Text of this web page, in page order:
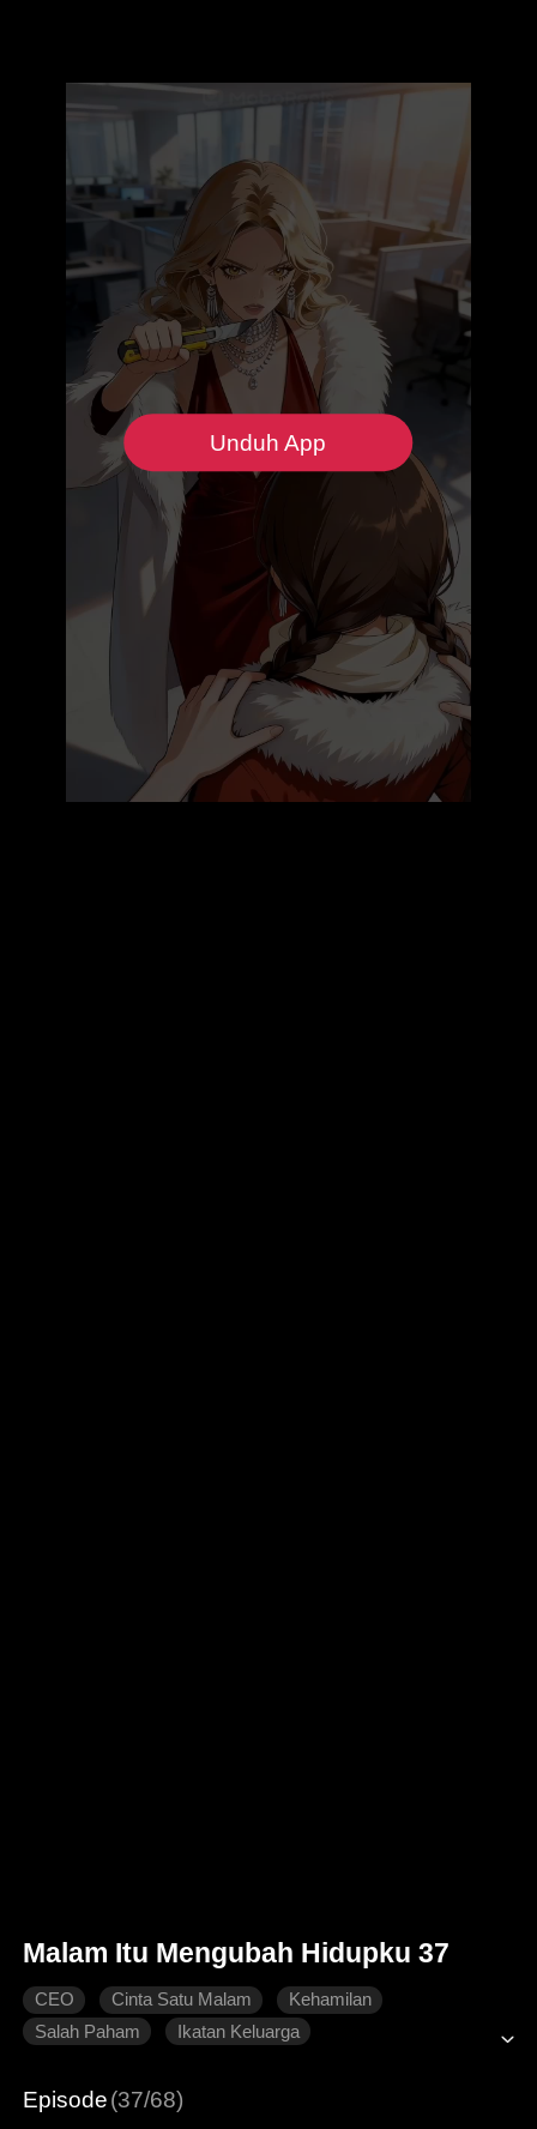
Unduh App
Malam Itu Mengubah Hidupku 37
CEO Cinta Satu Malam
Kehamilan
Salah Paham
Ikatan Keluarga
Episode(37/68)